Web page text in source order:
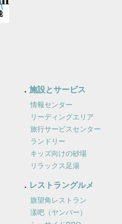
施設とサービス
情報センター
リーディングエリア
旅行サービスセンター
ランドリー
キッズ向けの砂場
リラックス足湯
レストラングルメ
旗望角レストラン
漾吧（ヤンバー）